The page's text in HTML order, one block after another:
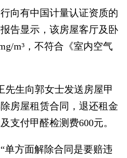
有中国计量认证资质的
告显示，该房屋客厅及卧
m³，不符合《室内空气
生向郭女士发送房屋甲
房屋租赁合同，退还租金
支付甲醛检测费600元。
方面解除合同是要赔违